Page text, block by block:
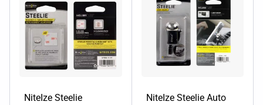
varianti.
Valikuid
teha
tootelehel.
NiteIze Steelie
NiteIze Steelie Auto